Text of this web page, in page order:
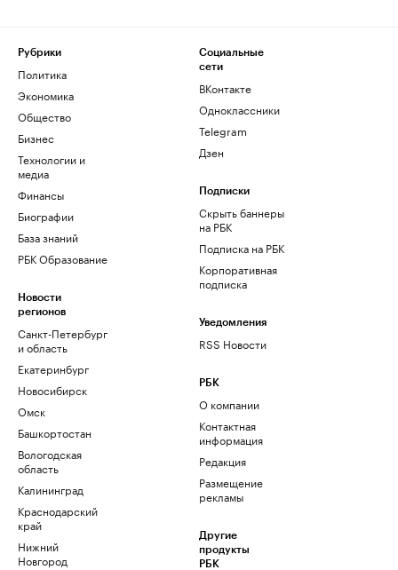
Рубрики
Политика
Экономика
Общество
Бизнес
Технологии и
медиа
Финансы
Биографии
База знаний
РБК Образование
Новости
регионов
Санкт-Петербург
и область
Екатеринбург
Новосибирск
Омск
Башкортостан
Вологодская
область
Калининград
Краснодарский
край
Нижний
Новгород
Социальные
сети
ВКонтакте
Одноклассники
Telegram
Дзен
Подписки
Скрыть баннеры
на РБК
Подписка на РБК
Корпоративная
подписка
Уведомления
RSS Новости
РБК
О компании
Контактная
информация
Редакция
Размещение
рекламы
Другие
продукты
РБК